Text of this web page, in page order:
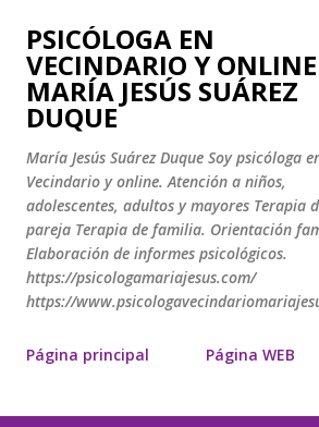
Ir al contenido
PSICÓLOGA EN
VECINDARIO Y ONLINE
MARÍA JESÚS SUÁREZ
DUQUE
María Jesús Suárez Duque Soy psicóloga
Vecindario y online. Atención a niños,
adolescentes, adultos y mayores Terapia
pareja Terapia de familia. Orientación
Elaboración de informes psicológicos.
https://psicologamariajesus.com/
https://
Página principal Página WEB